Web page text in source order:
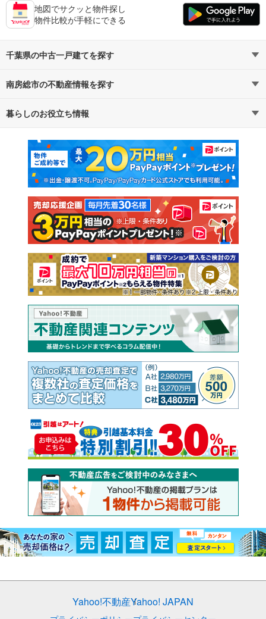
地図でサクッと物件探し
物件比較が手軽にできる
千葉県の中古一戸建てを探す
路線・駅から探す
通勤・通学時間から探す
南房総市の不動産情報を探す
不動産・住宅
新築マンション 中古マンション
新築一戸建て 中古一戸建て
注文住宅 土地
売却査定
暮らしのお役立ち情報
マンションカタログ 教えて！住まいの先生
Yahoo!不動産Yahoo! JAPAN